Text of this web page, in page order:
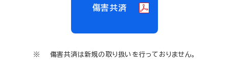
傷害共済
傷害共済は新規の取り扱いを行っておりません。